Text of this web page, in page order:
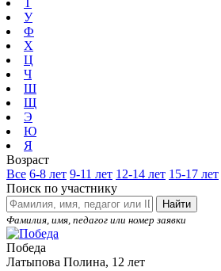
У
Ф
Х
Ц
Ч
Ш
Щ
Э
Ю
Я
Возраст
Все 6-8 лет 9-11 лет 12-14 лет 15-17 лет
Поиск по участнику
Найти
Фамилия, имя, педагог или номер заявки
Победа
Латыпова Полина, 12 лет